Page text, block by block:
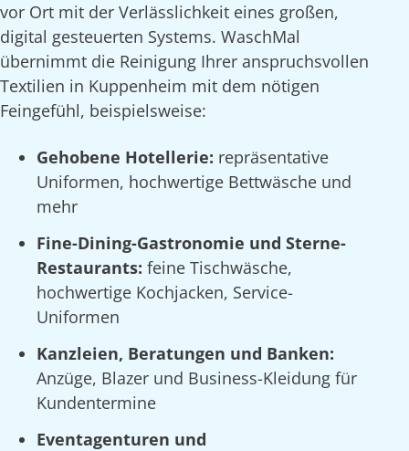
vor Ort mit der Verlässlichkeit eines großen,
digital gesteuerten Systems. WaschMal
übernimmt die Reinigung Ihrer anspruchsvollen
Textilien in Kuppenheim mit dem nötigen
Feingefühl, beispielsweise:
Gehobene Hotellerie: repräsentative
Uniformen, hochwertige Bettwäsche und
mehr
Fine-Dining-Gastronomie und Sterne-
Restaurants: feine Tischwäsche,
hochwertige Kochjacken, Service-
Uniformen
Kanzleien, Beratungen und Banken:
Anzüge, Blazer und Business-Kleidung für
Kundentermine
Eventagenturen und